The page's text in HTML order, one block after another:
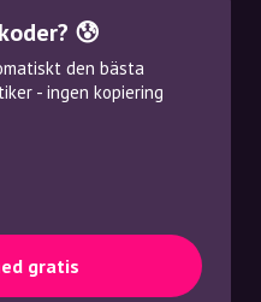
😰
den bästa
- ingen kopiering
gratis